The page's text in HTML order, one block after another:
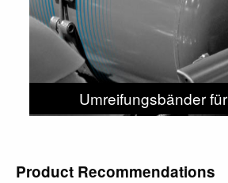
Umreifungsbänder für
Druckluftbehälter
Product Recommendations